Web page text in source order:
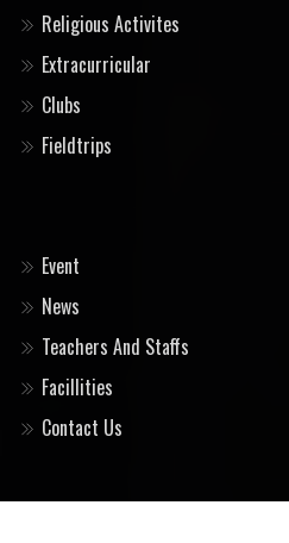
Religious Activites
Extracurricular
Clubs
Fieldtrips
Event
News
Teachers And Staffs
Facillities
Contact Us